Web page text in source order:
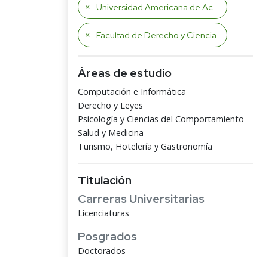
Universidad Americana de Acapulco
Facultad de Derecho y Ciencias y de la Salud
Áreas de estudio
Computación e Informática
Derecho y Leyes
Psicología y Ciencias del Comportamiento
Salud y Medicina
Turismo, Hotelería y Gastronomía
Titulación
Carreras Universitarias
Licenciaturas
Posgrados
Doctorados